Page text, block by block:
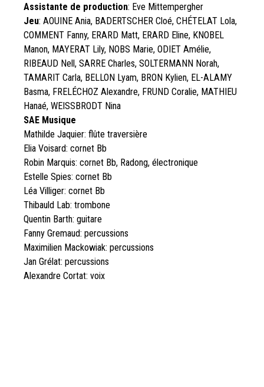
Assistante de production: Eve Mittempergher
Jeu: AOUINE Ania, BADERTSCHER Cloé, CHÉTELAT Lola,
COMMENT Fanny, ERARD Matt, ERARD Eline, KNOBEL
Manon, MAYERAT Lily, NOBS Marie, ODIET Amélie,
RIBEAUD Nell, SARRE Charles, SOLTERMANN Norah,
TAMARIT Carla, BELLON Lyam, BRON Kylien, EL-ALAMY
Basma, FRELÉCHOZ Alexandre, FRUND Coralie, MATHIEU
Hanaé, WEISSBRODT Nina
SAE Musique
Mathilde Jaquier: flûte traversière
Elia Voisard: cornet Bb
Robin Marquis: cornet Bb, Radong, électronique
Estelle Spies: cornet Bb
Léa Villiger: cornet Bb
Thibauld Lab: trombone
Quentin Barth: guitare
Fanny Gremaud: percussions
Maximilien Mackowiak: percussions
Jan Grélat: percussions
Alexandre Cortat: voix